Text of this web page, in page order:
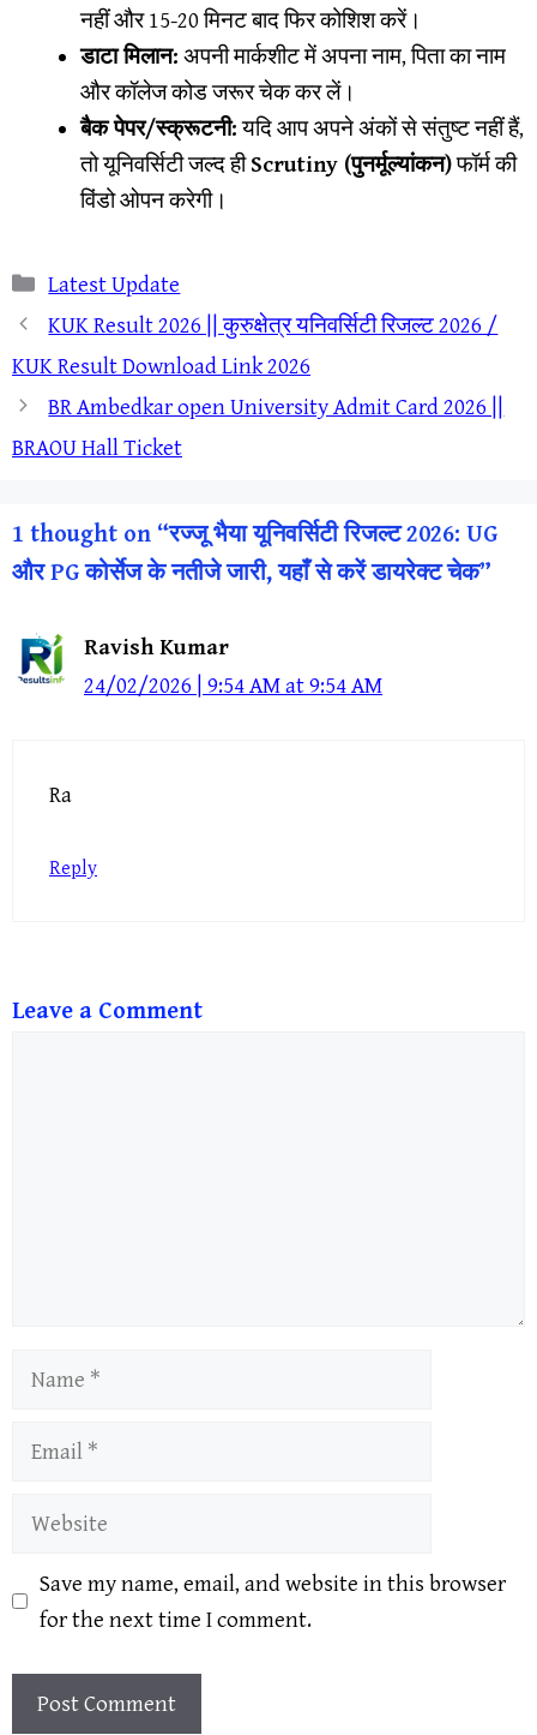
नहीं और 15-20 मिनट बाद फिर कोशिश करें।
डाटा मिलान: अपनी मार्कशीट में अपना नाम, पिता का नाम
और कॉलेज कोड जरूर चेक कर लें।
बैक पेपर/स्क्रूटनी:यदि आप अपने अंकों से संतुष्ट नहीं हैं,
तो यूनिवर्सिटी जल्द हीScrutiny (पुनर्मूल्यांकन)फॉर्म की
विंडो ओपन करेगी।
Categories
Latest Update
KUK Result 2026 || कुरुक्षेत्र यनिवर्सिटी रिजल्ट 2026 /
KUK Result Download Link 2026
BR Ambedkar open University Admit Card 2026 ||
BRAOU Hall Ticket
1 thought on “रज्जू भैया यूनिवर्सिटी रिजल्ट 2026: UG
और PG कोर्सेज के नतीजे जारी, यहाँ से करें डायरेक्ट चेक”
Ravish Kumar
24/02/2026 | 9:54 AM at 9:54 AM
Ra
Reply
Leave a Comment
Name
Email
Website
Save my name, email, and website in this browser
for the next time I comment.